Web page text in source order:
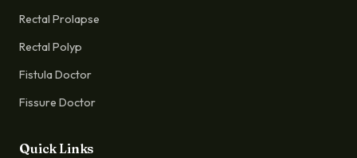
Rectal Prolapse
Rectal Polyp
Fistula Doctor
Fissure Doctor
Quick Links